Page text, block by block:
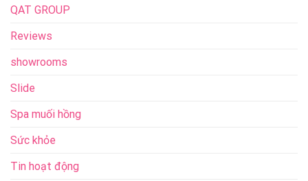
QAT GROUP
Reviews
showrooms
Slide
Spa muối hồng
Sức khỏe
Tin hoạt động